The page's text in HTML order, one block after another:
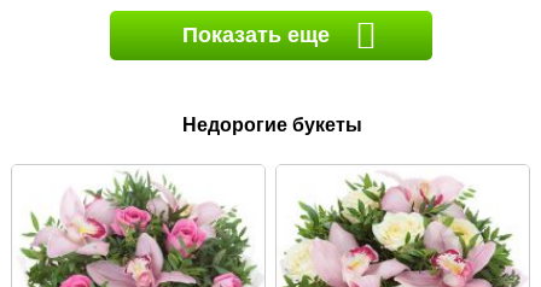
Показать еще
Недорогие букеты